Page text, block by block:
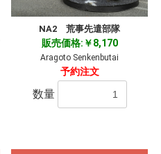
NA2 荒事先遣部隊
販売価格:￥8,170
Aragoto Senkenbutai
予約注文
数量